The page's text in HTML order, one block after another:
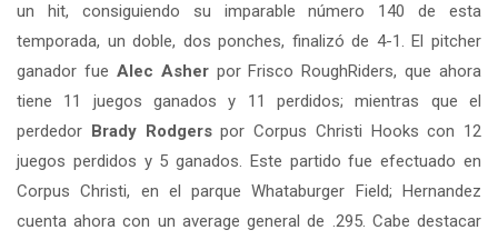
un hit, consiguiendo su imparable número 140 de esta
temporada, un doble, dos ponches, finalizó de 4-1. El pitcher
ganador fue Alec Asherpor Frisco RoughRiders, que ahora
tiene 11 juegos ganados y 11 perdidos; mientras que el
perdedor Brady Rodgerspor Corpus Christi Hooks con 12
juegos perdidos y 5 ganados. Este partido fue efectuado en
Corpus Christi, en el parque Whataburger Field; Hernandez
cuenta ahora con un average general de .295. Cabe destacar